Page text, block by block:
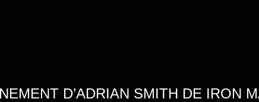
D’ADRIAN SMITH DE IRON